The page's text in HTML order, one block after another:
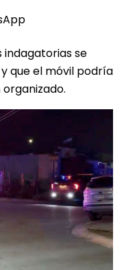
indagatorias se
que el móvil podría